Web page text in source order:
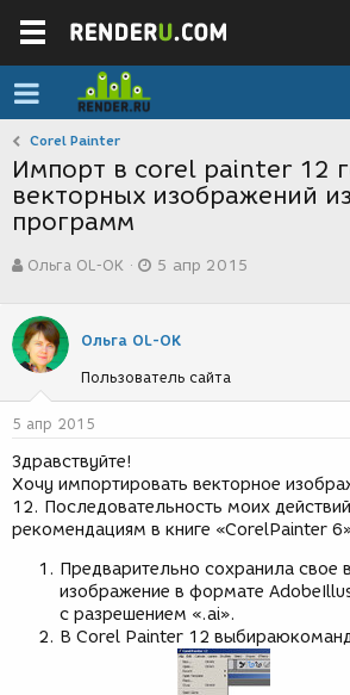
Corel Painter
Импорт в corel painter 12
векторных изображений
программ
в
о
р
т
е
м
ы
Ольга OL-OK
а
с
з
д
я
5 апр 2015
Ольга OL-OK
Пользователь сайта
5 апр 2015
Здравствуйте!
Хочу импортировать векторное
12. Последовательность моих
рекомендациям в книге «CorelPainter
Предварительно сохранила свое
изображение в формате
с разрешением «.ai».
В Corel Painter 12